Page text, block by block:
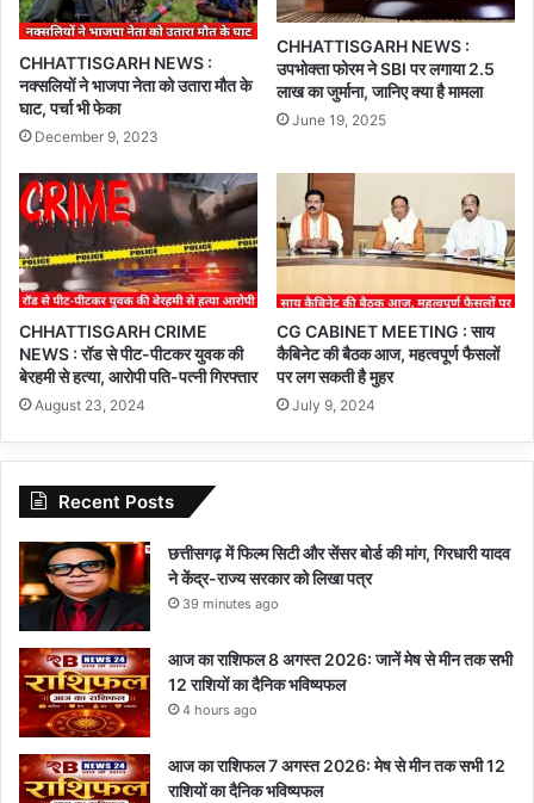
CHHATTISGARH NEWS :
नक्सलियों ने भाजपा नेता को उतारा मौत के
घाट, पर्चा भी फेका
December 9, 2023
CHHATTISGARH NEWS :
उपभोक्ता फोरम ने SBI पर लगाया 2.5
लाख का जुर्माना, जानिए क्या है मामला
June 19, 2025
CHHATTISGARH CRIME
NEWS : रॉड से पीट-पीटकर युवक की
बेरहमी से हत्या, आरोपी पति-पत्नी गिरफ्तार
August 23, 2024
CG CABINET MEETING : साय
कैबिनेट की बैठक आज, महत्वपूर्ण फैसलों
पर लग सकती है मुहर
July 9, 2024
Recent Posts
छत्तीसगढ़ में फिल्म सिटी और सेंसर बोर्ड की मांग, गिरधारी यादव
ने केंद्र-राज्य सरकार को लिखा पत्र
39 minutes ago
आज का राशिफल 8 अगस्त 2026: जानें मेष से मीन तक सभी
12 राशियों का दैनिक भविष्यफल
4 hours ago
आज का राशिफल 7 अगस्त 2026: मेष से मीन तक सभी 12
राशियों का दैनिक भविष्यफल